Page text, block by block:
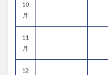
10
月
11
月
12